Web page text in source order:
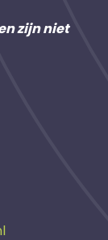
zijn niet